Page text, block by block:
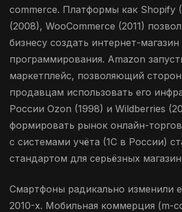
commerce. Платформы как Shopify
(2008), WooCommerce (2011)
бизнесу создать интернет-магазин
программирования. Amazon
маркетплейс, позволяющий
продавцам использовать его
России Ozon (1998) и Wildberries
формировать рынок онлайн-
с системами учёта (1С в России)
стандартом для серьёзных
Смартфоны радикально изменили
2010-х. Мобильная коммерция (m-